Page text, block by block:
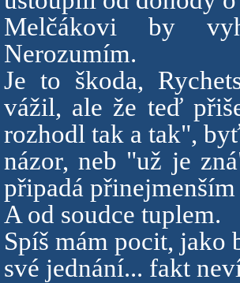
Melčákovi by
Nerozumím.
Je to škoda,
vážil, ale že teď
rozhodl tak a tak",
názor, neb "už je
připadá
A od soudce tuplem.
Spíš mám pocit, jako
své jednání... fakt